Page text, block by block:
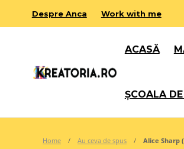
Despre Anca Work with me
ACASĂ
ȘCOALA
Home Au ceva de spus Alice Sharp